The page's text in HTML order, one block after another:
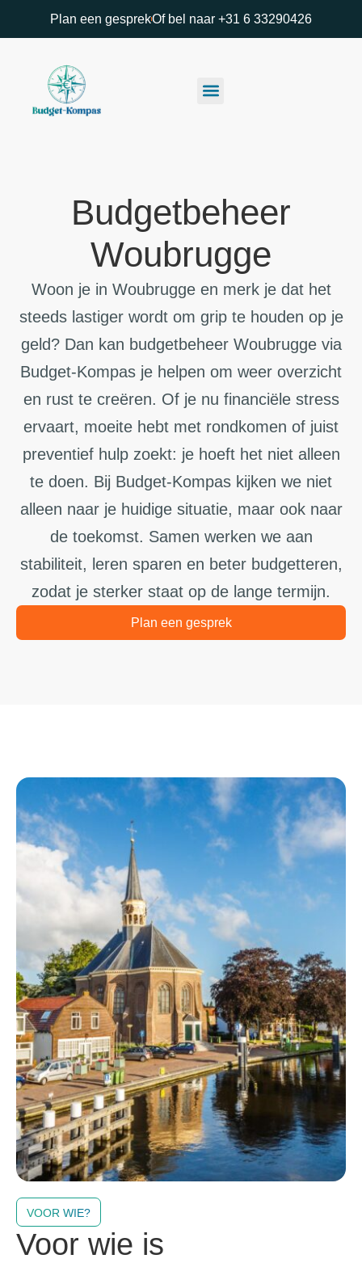
Plan een gesprekOf bel naar +31 6 33290426
Budgetbeheer
Woubrugge
Woon je in Woubrugge en merk je dat het
steeds lastiger wordt om grip te houden op je
geld? Dan kan budgetbeheer Woubrugge via
Budget-Kompas je helpen om weer overzicht
en rust te creëren. Of je nu financiële stress
ervaart, moeite hebt met rondkomen of juist
preventief hulp zoekt: je hoeft het niet alleen
te doen. Bij Budget-Kompas kijken we niet
alleen naar je huidige situatie, maar ook naar
de toekomst. Samen werken we aan
stabiliteit, leren sparen en beter budgetteren,
zodat je sterker staat op de lange termijn.
Plan een gesprek
VOOR WIE?
Voor wie is